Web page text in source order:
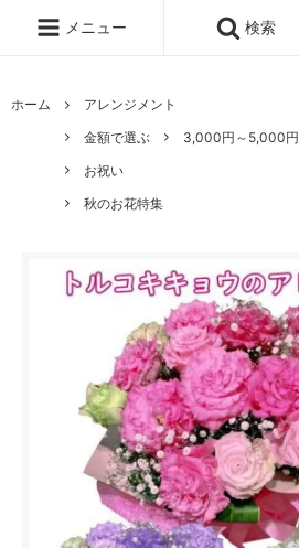
メニュー 検索
ホーム
アレンジメント
金額で選ぶ
3,000円～5,000円
お祝い
秋のお花特集